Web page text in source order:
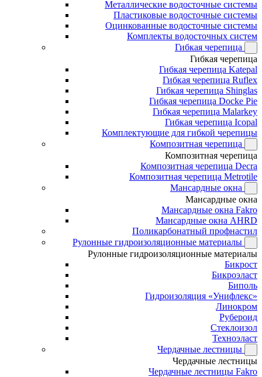
Металлические водосточные системы
Пластиковые водосточные системы
Оцинкованные водосточные системы
Комплекты водосточных систем
Гибкая черепица
Гибкая черепица
Гибкая черепица Katepal
Гибкая черепица Ruflex
Гибкая черепица Shinglas
Гибкая черепица Docke Pie
Гибкая черепица Malarkey
Гибкая черепица Icopal
Комплектующие для гибкой черепицы
Композитная черепица
Композитная черепица
Композитная черепица Decra
Композитная черепица Metrotile
Мансардные окна
Мансардные окна
Мансардные окна Fakro
Мансардные окна AHRD
Поликарбонатный профнастил
Рулонные гидроизоляционные материалы
Рулонные гидроизоляционные материалы
Бикрост
Бикроэласт
Биполь
Гидроизоляция «Унифлекс»
Линокром
Рубероид
Стеклоизол
Техноэласт
Чердачные лестницы
Чердачные лестницы
Чердачные лестницы Fakro